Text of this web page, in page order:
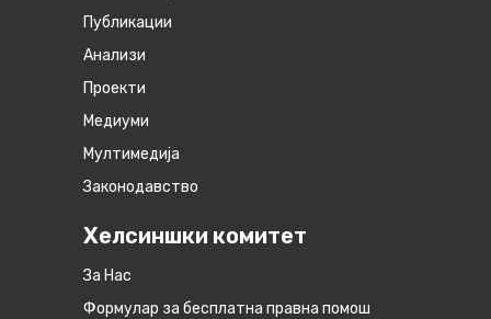
Публикации
Анализи
Проекти
Медиуми
Мултимедија
Законодавство
Хелсиншки комитет
За Нас
Формулар за бесплатна правна помош